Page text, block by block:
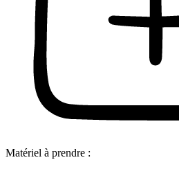
Matériel à prendre :